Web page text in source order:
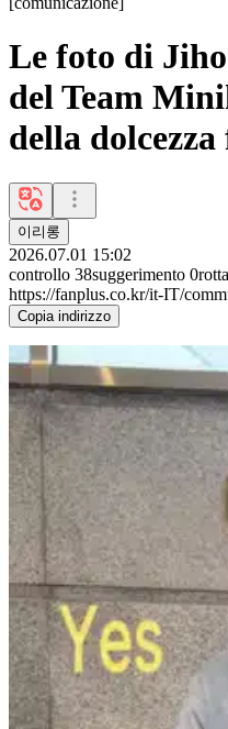
Le foto di
del Team
della
이리롱
2026.07.01 15:02
controllo 38suggerimento 0
https://fanplus.co.kr/it-IT/
Copia indirizzo